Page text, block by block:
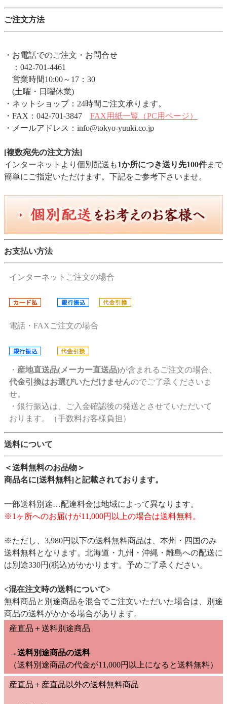
ご注文方法
・お電話でのご注文・お問合せ
：042-701-4461
営業時間10:00～17：30
(土曜・日曜休業)
・ネットショップ：24時間ご注文承ります。
・FAX：042-701-3847 FAX用紙一覧（PC用ページ）
・メールアドレス：info@tokyo-yuuki.co.jp
[複数宛先の注文方法]
インターネットより個別配送も1か所につき送り先100件まで
簡単にご指定いただけます。下記をご参考下さいませ。
お支払い方法
インターネットご注文の場合
電話・FAXご注文の場合
・ 産地直送品(メーカー直送品)が含まれるご注文の場合、
代金引換はお選びいただけませんのでご了承くださいま
せ。
・銀行振込は、ご入金確認後の発送とさせていただいて
おります。（手数料お客様負担）
送料について
＜送料無料のお品物＞
商品名に[送料無料]と記載されております。
一部送料別途…配達料金は地域によって異なります。
※1ヶ所へのお届けが11,000円以上の場合は送料無料。
※ただし、3,980円以下の送料無料商品は、本州・四国のみ
送料無料となります。北海道・九州・沖縄・離島への配送に
は別途330円(税込)がかかります。予めご了承ください。
<混在注文時の送料について>
無料商品と別途商品を混合でご注文いただいた場合は、別途
商品の送料がかかる場合があります。
産直品＋送料別途商品
→送料別途商品の送料
（送料別途商品の代金が11,000円以上になると送料無料）
産直品＋産直品以外の送料無料商品